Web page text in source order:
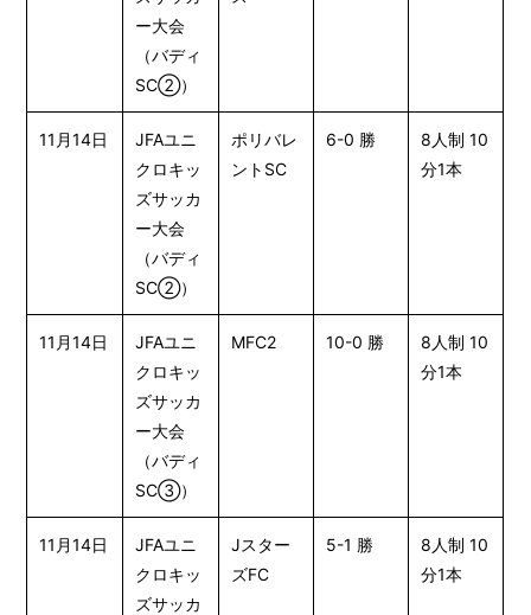
ー大会
（バディ
SC②）
11月14日
JFAユニ
クロキッ
ズサッカ
ー大会
（バディ
SC②）
ポリバレ
ントSC
6-0 勝
8人制 10
分1本
11月14日
JFAユニ
クロキッ
ズサッカ
ー大会
（バディ
SC③）
MFC2 10-0 勝
8人制 10
分1本
11月14日
JFAユニ
クロキッ
ズサッカ
Jスター
ズFC
5-1 勝
8人制 10
分1本